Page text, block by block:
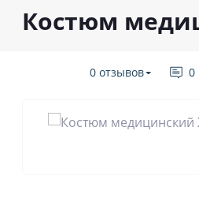
Костюм
0 отзывов 0